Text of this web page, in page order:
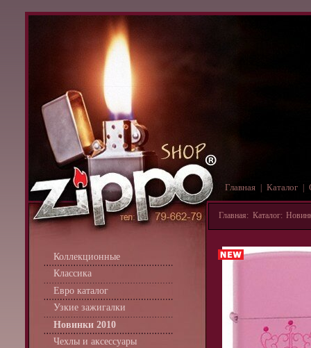
Главная Каталог
Коллекционные
Классика
Евро каталог
Узкие зажигалки
Новинки 2010
Чехлы и аксессуары
Главная: Каталог: